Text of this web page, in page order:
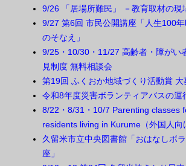
9/26 「居場所難民」 －教育取材の現
9/27 第6回 市民公開講座「人生100
のそなえ」
9/25・10/30・11/27 高齢者・障がい
見制度 無料相談会
第19回 ふくおか地域づくり活動賞 大
令和8年度災害ボランティアバスの運
8/22・8/31・10/7 Parenting classes
residents living in Kurume（外国人向
久留米市立中央図書館「おはなしボ
座」